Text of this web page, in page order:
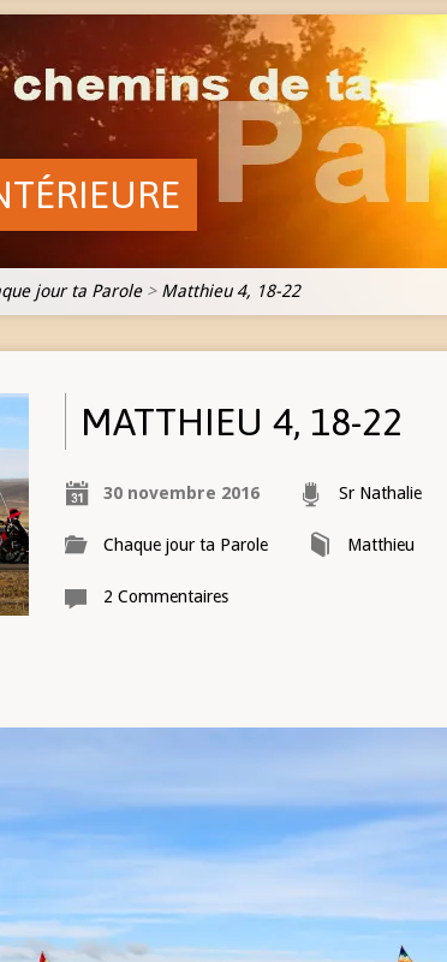
jour ta Parole> Matthieu 4, 18-22
MATTHIEU 4, 18-22
30 novembre 2016 Sr Nathalie
Chaque jour ta Parole Matthieu
2 Commentaires